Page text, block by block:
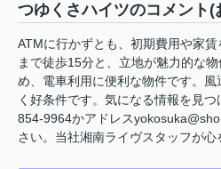
つゆくさハイツのコメント(
ATMに行かずとも、初期費用や家
まで徒歩15分と、立地が魅力的な
め、電車利用に便利な物件です。
く好条件です。気になる情報を見
854-9964かアドレス
さい。当社湘南ライヴスタッフが心